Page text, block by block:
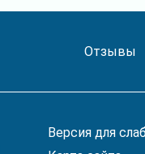
Отзывы
Версия для